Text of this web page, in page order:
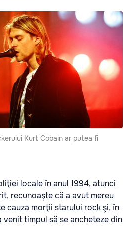
Kurt Cobain ar putea fi
locale în anul 1994, atunci
recunoaşte că a avut mereu
cauza morţii starului rock şi, în
venit timpul să se ancheteze din